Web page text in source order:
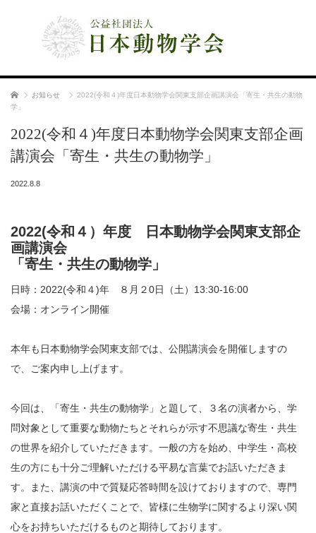
ホーム お知らせ
2022(令和４)年度日本動物学会関東支部企画講演会「寄生・共生の動物
学」
2022(令和４)年度日本動物学会関東支部企画
講演会「寄生・共生の動物学」
2022.8.8
2022(令和４）年度 日本動物学会関東支部企
画講演会
「寄生・共生の動物学」
日時：2022(令和４)年 ８月２0日（土）13:30-16:00
会場：オンライン開催
本年も日本動物学会関東支部では、公開講演会を開催しますの
で、ご案内申し上げます。
今回は、「寄生・共生の動物学」と題して、３名の演者から、学
問対象として重要な動物たちとそれらが示す不思議な寄生・共生
の世界を紹介していただきます。一般の方を始め、中学生・高校
生の方にも十分ご理解いただける平易な言葉でお話いただきま
す。また、講演の中で質疑応答時間を設けておりますので、専門
家と直接お話いただくことで、皆様に生物学に関するより深い関
心をお持ちいただけるものと期待しております。